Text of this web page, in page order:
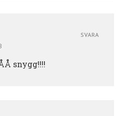
snygg!!!!
SVARA